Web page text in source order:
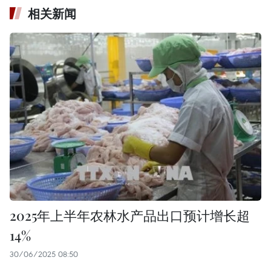
相关新闻
2025年上半年农林水产品出口预计增长超
14%
30/06/2025 08:50